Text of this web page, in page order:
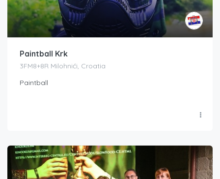
Paintball Krk
3FM8+8R Milohnići, Croatia
Paintball